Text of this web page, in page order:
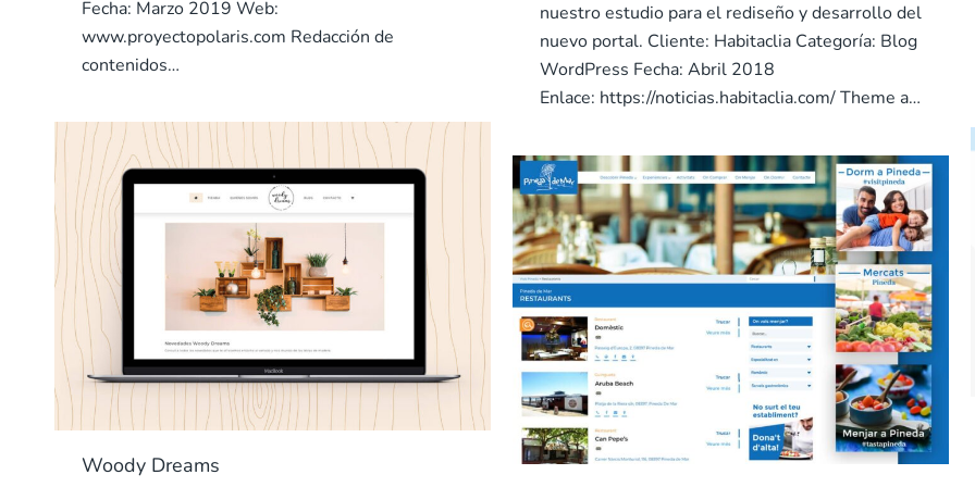
Fecha: Marzo 2019 Web:
www.proyectopolaris.com Redacción de
contenidos…
nuestro estudio para el rediseño y desarrollo del
nuevo portal. Cliente: Habitaclia Categoría: Blog
WordPress Fecha: Abril 2018
Enlace: https://noticias.habitaclia.com/ Theme a…
Woody Dreams